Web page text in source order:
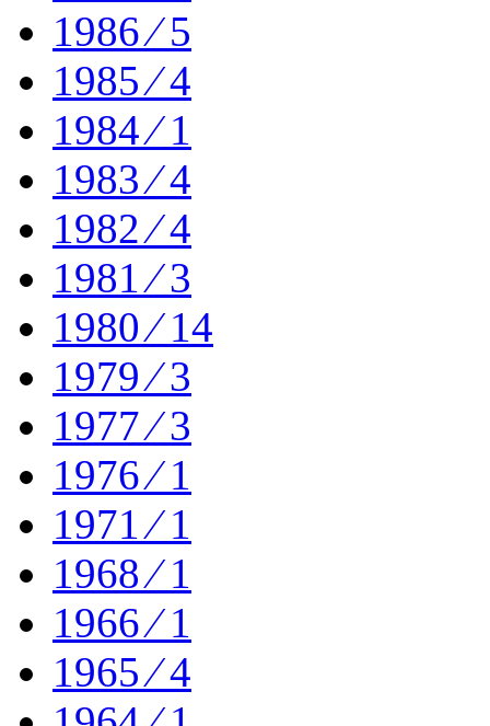
1986 ⁄ 5
1985 ⁄ 4
1984 ⁄ 1
1983 ⁄ 4
1982 ⁄ 4
1981 ⁄ 3
1980 ⁄ 14
1979 ⁄ 3
1977 ⁄ 3
1976 ⁄ 1
1971 ⁄ 1
1968 ⁄ 1
1966 ⁄ 1
1965 ⁄ 4